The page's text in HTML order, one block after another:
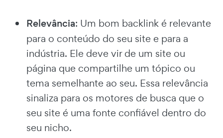
Relevância: Um bom backlink é relevante
para o conteúdo do seu site e para a
indústria. Ele deve vir de um site ou
página que compartilhe um tópico ou
tema semelhante ao seu. Essa relevância
sinaliza para os motores de busca que o
seu site é uma fonte confiável dentro do
seu nicho.